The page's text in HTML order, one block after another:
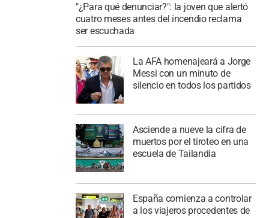
"¿Para qué denunciar?": la joven que alertó
cuatro meses antes del incendio reclama
ser escuchada
La AFA homenajeará a Jorge
Messi con un minuto de
silencio en todos los partidos
Asciende a nueve la cifra de
muertos por el tiroteo en una
escuela de Tailandia
España comienza a controlar
a los viajeros procedentes de